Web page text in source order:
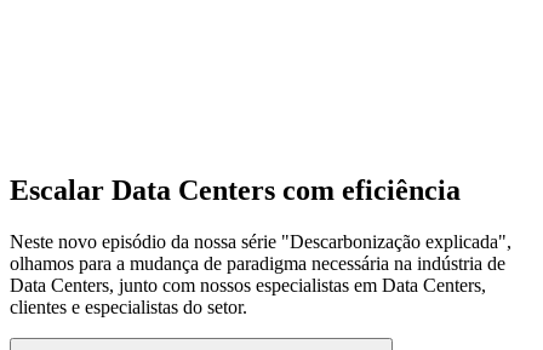
Escalar Data Centers com eficiência
Neste novo episódio da nossa série "Descarbonização explicada",
olhamos para a mudança de paradigma necessária na indústria de
Data Centers, junto com nossos especialistas em Data Centers,
clientes e especialistas do setor.